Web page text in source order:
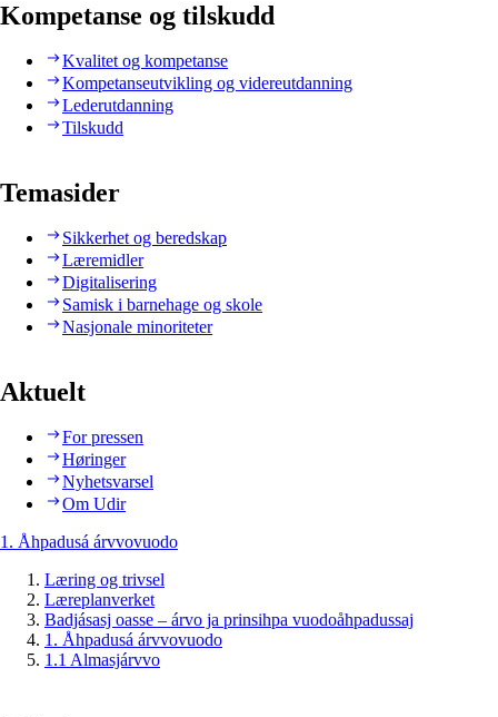
Kompetanse og tilskudd
Kvalitet og kompetanse
Kompetanseutvikling og videreutdanning
Lederutdanning
Tilskudd
Temasider
Sikkerhet og beredskap
Læremidler
Digitalisering
Samisk i barnehage og skole
Nasjonale minoriteter
Aktuelt
For pressen
Høringer
Nyhetsvarsel
Om Udir
1. Åhpadusá árvvovuodo
Læring og trivsel
Læreplanverket
Badjásasj oasse – árvo ja prinsihpa vuodoåhpadussaj
1. Åhpadusá árvvovuodo
1.1 Almasjárvvo